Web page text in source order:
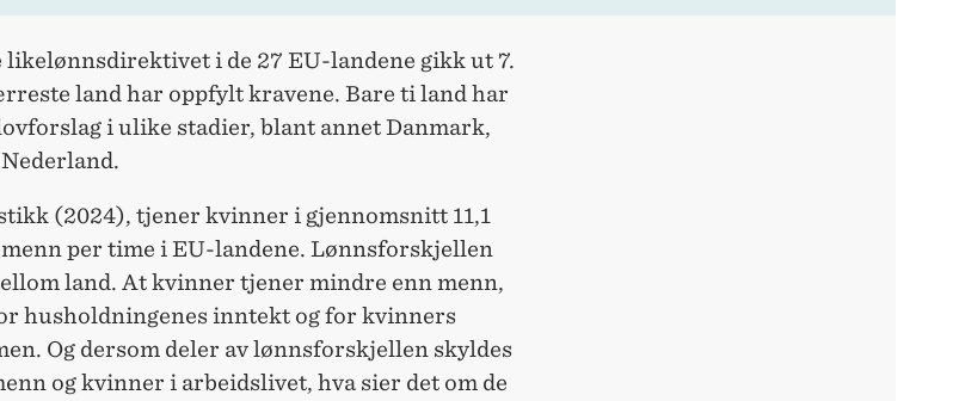
i de 27 EU-landene gikk ut 7.
land har oppfylt kravene. Bare ti land har
i ulike stadier, blant annet Danmark,
(2024), tjener kvinner i gjennomsnitt 11,1
per time i EU-landene. Lønnsforskjellen
land. At kvinner tjener mindre enn menn,
husholdningenes inntekt og for kvinners
Og dersom deler av lønnsforskjellen skyldes
og kvinner i arbeidslivet, hva sier det om de